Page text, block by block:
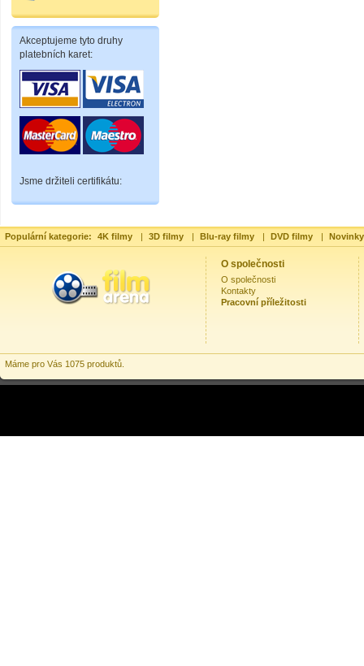
Akceptujeme tyto druhy
platebních karet:
Jsme držiteli certifikátu:
Populární kategorie: 4K filmy | 3D filmy | Blu-ray filmy | DVD filmy |
O společnosti
O společnosti
Kontakty
Pracovní příležitosti
Máme pro Vás 1075 produktů.